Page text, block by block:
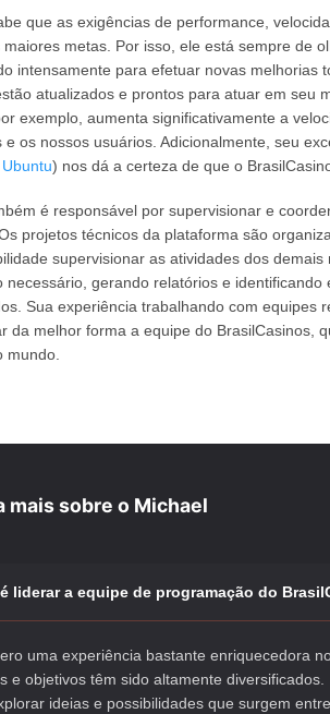
que as exigências de performance,
maiores metas. Por isso, ele está sempre de
intensamente para efetuar novas melhorias
atualizados e prontos para atuar em seu
exemplo, aumenta significativamente a
e os nossos usuários. Adicionalmente, seu
Ubuntu) nos dá a certeza de que o
é responsável por supervisionar e
projetos técnicos da plataforma são
supervisionar as atividades dos
necessário, gerando relatórios e
Sua experiência trabalhando com equipes
da melhor forma a equipe do BrasilCasinos,
mundo.
mais sobre o Michael
liderar a equipe de programação do
uma experiência bastante enriquecedora
e objetivos têm sido altamente
ideias e possibilidades que surgem